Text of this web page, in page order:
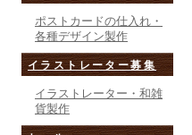
ポストカードの仕入れ・
各種デザイン製作
イラストレーター募集
イラストレーター・和雑
貨製作